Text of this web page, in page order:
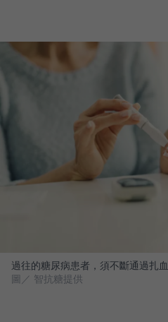
過往的糖尿病患者，須不斷通過扎
圖／ 智抗糖提供